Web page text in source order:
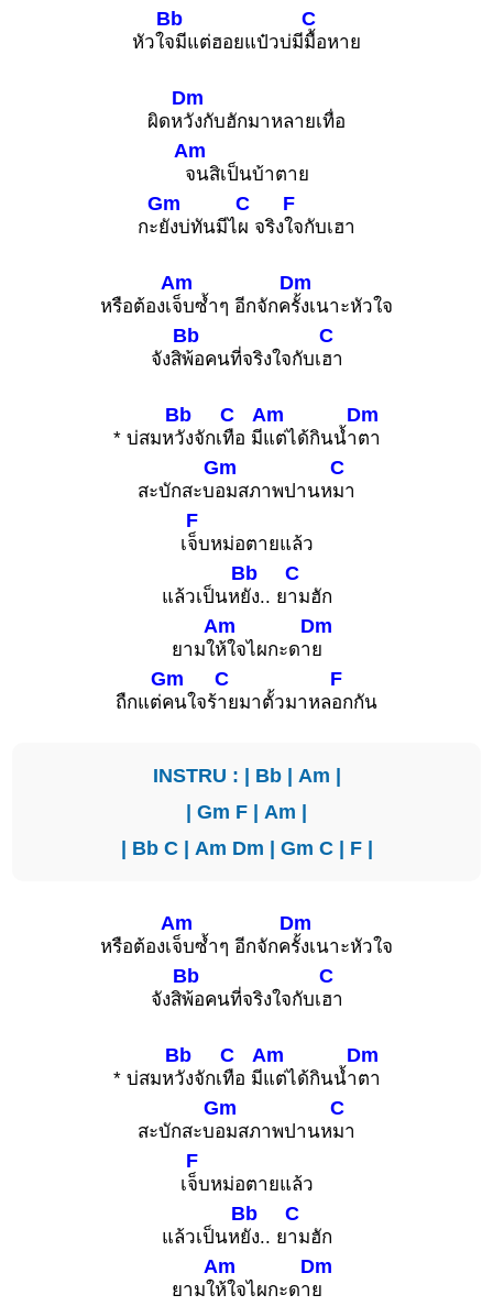
หัวใ
Bb
จมีแต่ฮอยแป๋วบ่มี
C
มื้อหาย
ผิดห
Dm
วังกับฮักมาหลายเทื่อ
Am
จนสิเป็นบ้าตาย
กะ
Gm
ยังบ่ทันมีไ
C
ผ จริง
F
ใจกับเฮา
หรือต้องเ
Am
จ็บซ้ำๆ อีกจักค
Dm
รั้งเนาะหัวใจ
จังสิ
Bb
พ้อคนที่จริงใจกับเ
C
ฮา
* บ่สมห
Bb
วังจักเ
C
ทือ มี
Am
แต่ได้กินน้ำ
Dm
ตา
สะบักสะบ
Gm
อมสภาพปานห
C
มา
เ
F
จ็บหม่อตายแล้ว
แล้วเป็นห
Bb
ยัง.. ย
C
ามฮัก
ยามใ
Am
ห้ใจไผกะดา
Dm
ย
ถืกแต่
Gm
คนใจร้
C
ายมาตั้วมาหล
F
อกกัน
INSTRU : | Bb| Am |
| Gm F | Am |
| Bb C| Am Dm | Gm C| F|
หรือต้องเ
Am
จ็บซ้ำๆ อีกจักค
Dm
รั้งเนาะหัวใจ
จังสิ
Bb
พ้อคนที่จริงใจกับเ
C
ฮา
* บ่สมห
Bb
วังจักเ
C
ทือ มี
Am
แต่ได้กินน้ำ
Dm
ตา
สะบักสะบ
Gm
อมสภาพปานห
C
มา
เ
F
จ็บหม่อตายแล้ว
แล้วเป็นห
Bb
ยัง.. ย
C
ามฮัก
ยามใ
Am
ห้ใจไผกะดา
Dm
ย